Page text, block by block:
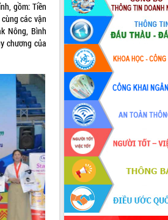
gồm: Tiền
các vận
Nông, Bình
chương của